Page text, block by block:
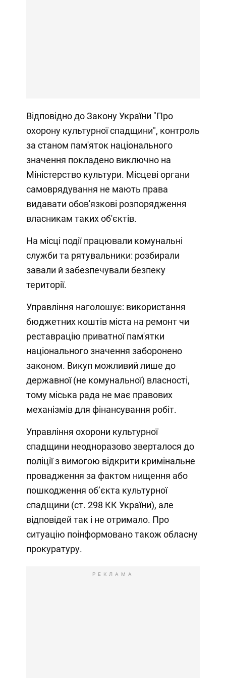
Відповідно до Закону України "Про
охорону культурної спадщини", контроль
за станом пам'яток національного
значення покладено виключно на
Міністерство культури. Місцеві органи
самоврядування не мають права
видавати обов'язкові розпорядження
власникам таких об'єктів.
На місці події працювали комунальні
служби та рятувальники: розбирали
завали й забезпечували безпеку
території.
Управління наголошує: використання
бюджетних коштів міста на ремонт чи
реставрацію приватної пам'ятки
національного значення заборонено
законом. Викуп можливий лише до
державної (не комунальної) власності,
тому міська рада не має правових
механізмів для фінансування робіт.
Управління охорони культурної
спадщини неодноразово зверталося до
поліції з вимогою відкрити кримінальне
провадження за фактом нищення або
пошкодження об’єкта культурної
спадщини (ст. 298 КК України), але
відповідей так і не отримало. Про
ситуацію поінформовано також обласну
прокуратуру.
РЕКЛАМА